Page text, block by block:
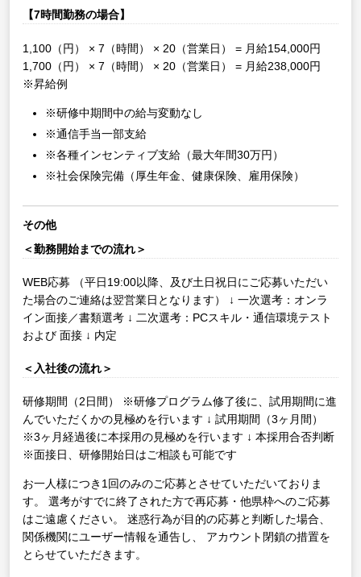
【7時間勤務の場合】
1,100（円） × 7（時間） × 20（営業日） = 月給154,000円
1,700（円） × 7（時間） × 20（営業日） = 月給238,000円
※昇給例
※研修中期間中の給与変動なし
※通信手当一部支給
※各種インセンティブ支給（最大年間30万円）
※社会保険完備（厚生年金、健康保険、雇用保険）
その他
＜勤務開始までの流れ＞
WEB応募 （平日19:00以降、及び土日祝日にご応募いただい
た場合のご連絡は翌営業日となります）
↓ 一次選考：オンラ
イン面接／書類選考 ↓ 二次選考：PCスキル・通信環境テスト
および 面接 ↓ 内定
＜入社後の流れ＞
研修期間（2日間）
※研修プログラム修了後に、試用期間に進
んでいただくかの見極めを行います ↓ 試用期間（3ヶ月間）
※3ヶ月経過後に本採用の見極めを行います ↓ 本採用合否判断
※面接日、研修開始日はご相談も可能です
お一人様につき1回のみのご応募とさせていただいておりま
す。
選考がすでに終了された方で再応募・他県枠へのご応募
はご遠慮ください。
迷惑行為が目的の応募と判断した場合、
関係機関にユーザー情報を通告し、
アカウント閉鎖の措置を
とらせていただきます。